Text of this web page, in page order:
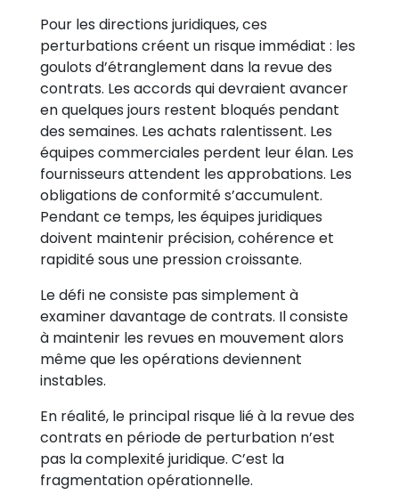
Pour les directions juridiques, ces
perturbations créent un risque immédiat : les
goulots d’étranglement dans la revue des
contrats. Les accords qui devraient avancer
en quelques jours restent bloqués pendant
des semaines. Les achats ralentissent. Les
équipes commerciales perdent leur élan. Les
fournisseurs attendent les approbations. Les
obligations de conformité s’accumulent.
Pendant ce temps, les équipes juridiques
doivent maintenir précision, cohérence et
rapidité sous une pression croissante.
Le défi ne consiste pas simplement à
examiner davantage de contrats. Il consiste
à maintenir les revues en mouvement alors
même que les opérations deviennent
instables.
En réalité, le principal risque lié à la revue des
contrats en période de perturbation n’est
pas la complexité juridique. C’est la
fragmentation opérationnelle.